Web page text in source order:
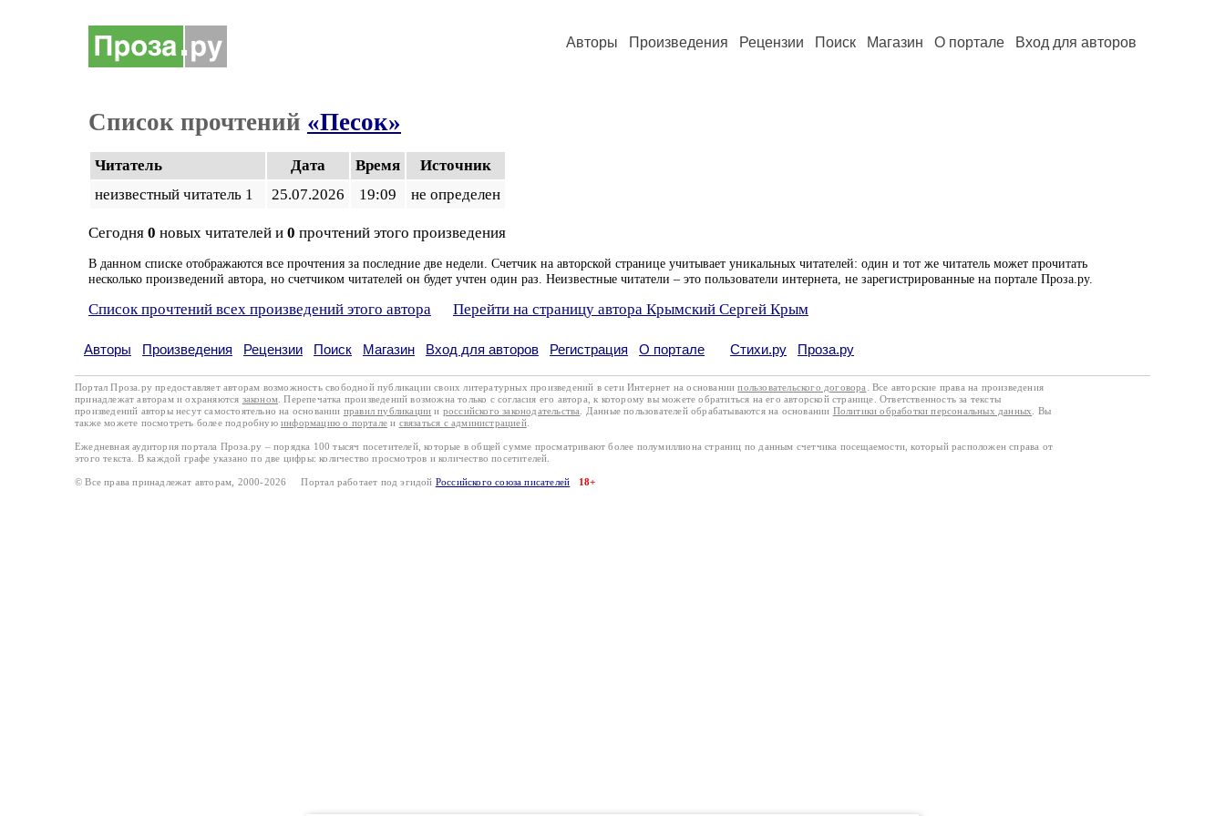
Авторы Произведения Рецензии Поиск Магазин О портале Вход для авторов
Список прочтений «Песок»
Читатель Дата Время
Источник
неизвестный читатель 1
25.07.2026 19:09 не определен
Сегодня 0 новых читателей и 0 прочтений этого произведения
В данном списке отображаются все прочтения за последние две недели. Счетчик на авторской странице учитывает уникальных читателей: один и тот же читатель может прочитать
несколько произведений автора, но счетчиком читателей он будет учтен один раз. Неизвестные читатели – это пользователи интернета, не зарегистрированные на портале Проза.ру.
Список прочтений всех произведений этого автора Перейти на страницу автора Крымский Сергей Крым
Авторы Произведения Рецензии Поиск Магазин Вход для авторов Регистрация О портале Стихи.ру Проза.ру
Портал Проза.ру предоставляет авторам возможность свободной публикации своих литературных произведений в сети Интернет на основаниипользовательского договора
. Все авторские права на произведения
принадлежат авторам и охраняются законом . Перепечатка произведений возможна только с согласия его автора, к которому вы можете обратиться на его авторской странице. Ответственность за тексты
произведений авторы несут самостоятельно на основании правил публикации и российского законодательства . Данные пользователей обрабатываются на основании Политики обработки персональных данных
. Вы
также можете посмотреть более подробную информацию о портале и связаться с администрацией.
Ежедневная аудитория портала Проза.ру – порядка 100 тысяч посетителей, которые в общей сумме просматривают более полумиллиона страниц по данным счетчика посещаемости, который расположен справа от
этого текста. В каждой графе указано по две цифры: количество просмотров и количество посетителей.
© Все права принадлежат авторам, 2000-2026 Портал работает под эгидой Российского союза писателей 18+